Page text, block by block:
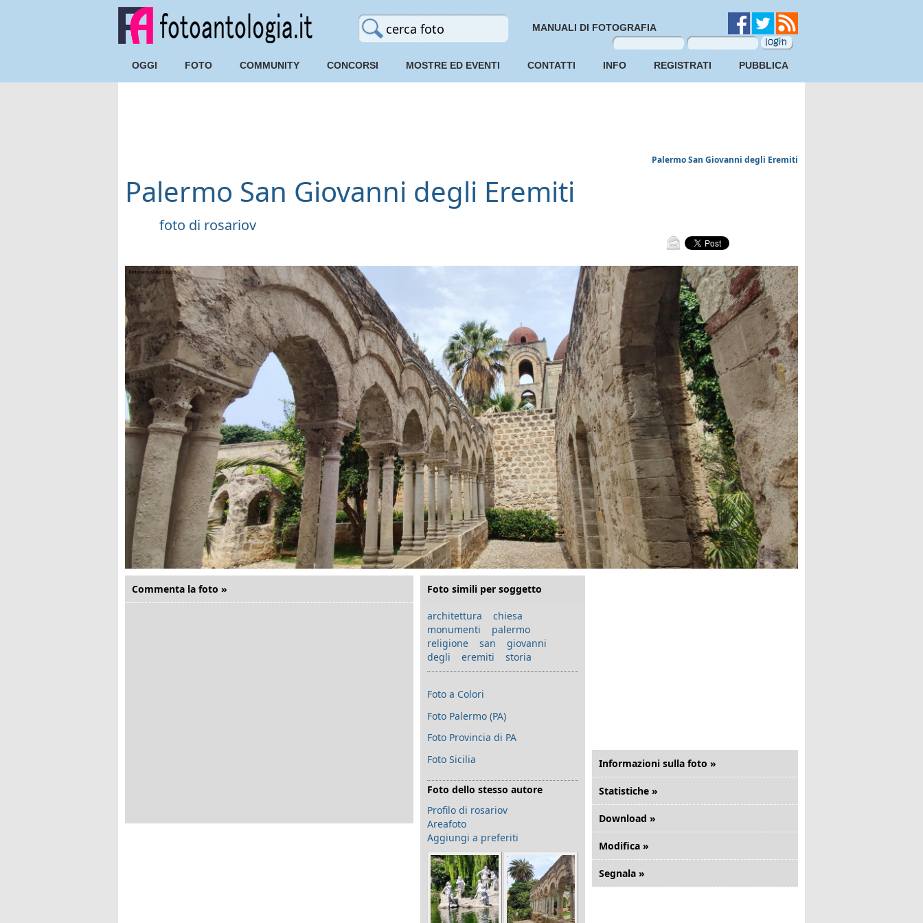
MANUALI DI FOTOGRAFIA
OGGI FOTO COMMUNITY CONCORSI MOSTRE ED EVENTI CONTATTI INFO REGISTRATI PUBBLICA
Palermo San Giovanni degli Eremiti
Palermo San Giovanni degli Eremiti
foto di rosariov
Commenta la foto » Foto simili per soggetto
architettura
chiesa
monumenti
palermo
religione
san giovanni
degli eremiti
storia
Foto a Colori
Foto Palermo (PA)
Foto Provincia di PA
Foto Sicilia
Foto dello stesso autore
Profilo di rosariov
Areafoto
Aggiungi a preferiti
Informazioni sulla foto »
Statistiche »
Download »
Modifica »
Segnala »